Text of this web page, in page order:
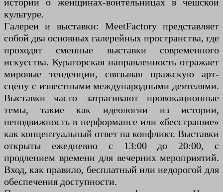
культуре.
Галереи и выставки: MeetFactory представляет
собой два основных галерейных пространства, где
проходят сменные выставки современного
искусства. Кураторская направленность отражает
мировые тенденции, связывая пражскую арт-
сцену с известными международными деятелями.
Выставки часто затрагивают провокационные
темы, такие как идеологии из истории,
неподвижность в перформансе или «бесстрашие»
как концептуальный ответ на конфликт. Выставки
открыты ежедневно с 13:00 до 20:00, с
продлением времени для вечерних мероприятий.
Вход, как правило, бесплатный или недорогой для
обеспечения доступности.